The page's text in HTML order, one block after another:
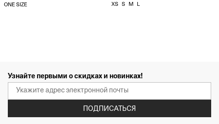
ONE SIZE XS S M L
Узнайте первыми о скидках и новинках!
ПОДПИСАТЬСЯ